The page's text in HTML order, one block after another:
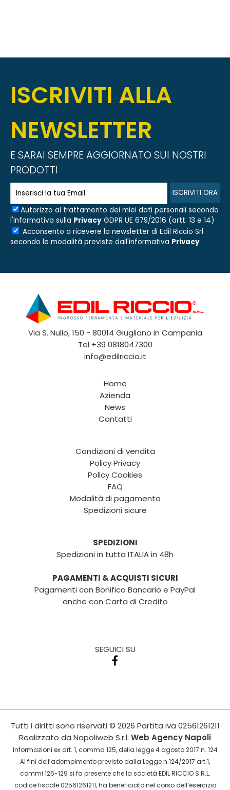
ISCRIVITI ALLA
NEWSLETTER
E SARAI SEMPRE AGGIORNATO SUI NOSTRI
PRODOTTI
Autorizzo al trattamento dei miei dati personali secondo
l'Informativa sulla Privacy GDPR UE 679/2016 (artt. 13 e 14)
Acconsento a ricevere la newsletter di Edil Riccio Srl
secondo le modalità previste dall'informativa Privacy
Via S. Nullo, 150 - 80014 Giugliano in Campania
Tel +39 0818047300
info@edilriccio.it
Home
Azienda
News
Contatti
Condizioni di vendita
Policy Privacy
Policy Cookies
FAQ
Modalità di pagamento
Spedizioni sicure
SPEDIZIONI
Spedizioni in tutta ITALIA in 48h
PAGAMENTI & ACQUISTI SICURI
Pagamenti con Bonifico Bancario e PayPal
anche con Carta di Credito
SEGUICI SU
Tutti i diritti sono riservati © 2026 Partita iva 02561261211
Realizzato da Napoliweb S.r.l. Web Agency Napoli
Informazioni ex art. 1, comma 125, della legge 4 agosto 2017 n. 124
Ai fini dell’adempimento previsto dalla Legge n.124/2017 art.1,
commi 125-129 si fa presente che la società EDIL RICCIO S.R.L.
codice fiscale 02561261211, ha beneficiato nel corso dell’esercizio